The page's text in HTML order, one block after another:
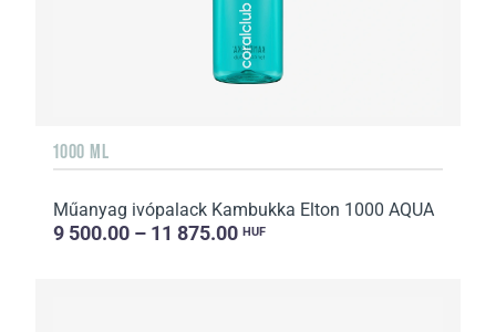
1000 ML
Műanyag ivópalack Kambukka Elton 1000 AQUA
9 500.00 – 11 875.00 HUF